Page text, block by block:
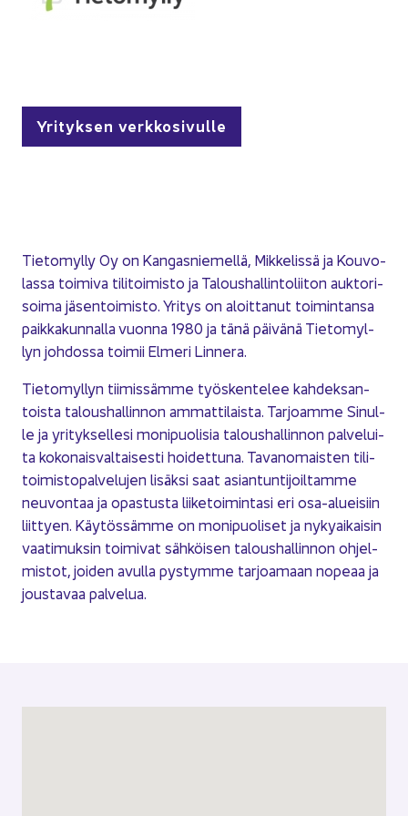
Yri­tyk­sen verk­ko­si­vul­le
Tie­to­myl­ly Oy on Kan­gas­nie­mel­lä, Mik­ke­lis­sä ja Kou­vo­
las­sa toi­mi­va ti­li­toi­mis­to ja Ta­lous­hal­lin­to­lii­ton auk­to­ri­
soi­ma jä­sen­toi­mis­to. Yri­tys on aloit­ta­nut toi­min­tan­sa
paik­ka­kun­nal­la vuon­na 1980 ja tänä päi­vä­nä Tie­to­myl­
lyn joh­dos­sa toi­mii El­me­ri Lin­ne­ra.
Tie­to­myl­lyn tii­mis­säm­me työs­ken­te­lee kah­dek­san­
tois­ta ta­lous­hal­lin­non am­mat­ti­lais­ta. Tar­joam­me Si­nul­
le ja yri­tyk­sel­le­si mo­ni­puo­li­sia ta­lous­hal­lin­non pal­ve­lui­
ta ko­ko­nais­val­tai­ses­ti hoi­det­tu­na. Ta­van­omais­ten ti­li­
toi­mis­to­pal­ve­lu­jen li­säk­si saat asian­tun­ti­joil­tam­me
neu­von­taa ja opas­tus­ta lii­ke­toi­min­ta­si eri osa-​alueisiin
liit­tyen. Käy­tös­säm­me on mo­ni­puo­li­set ja ny­ky­ai­kai­sin
vaa­ti­muk­sin toi­mi­vat säh­köi­sen ta­lous­hal­lin­non oh­jel­
mis­tot, joi­den avul­la pys­tym­me tar­joa­maan no­pe­aa ja
jous­ta­vaa pal­ve­lua.